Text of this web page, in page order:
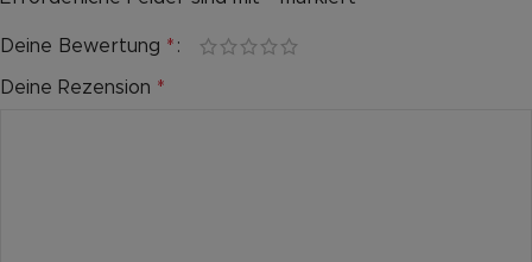
Deine Bewertung *
Deine Rezension *